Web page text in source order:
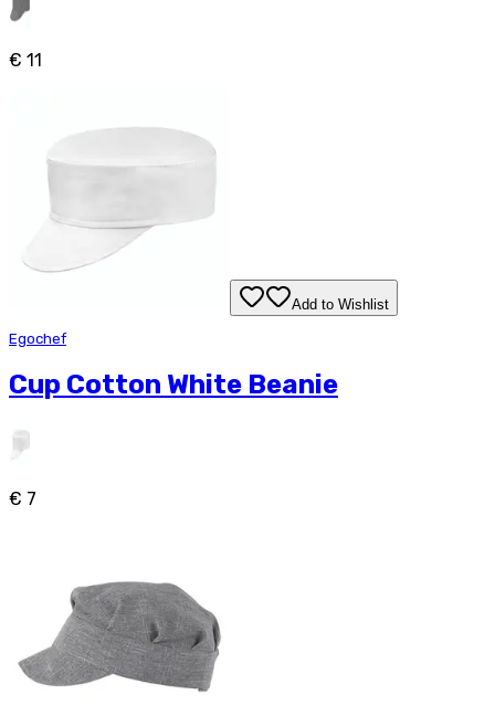
€ 11
Add to Wishlist
Egochef
Cup Cotton White Beanie
€ 7